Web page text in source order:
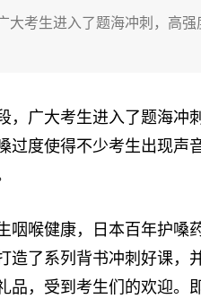
大考生进入了题海冲刺，高
，广大考生进入了题海冲
过度使得不少考生出现声
咽喉健康，日本百年护嗓
造了系列背书冲刺好课，
品，受到考生们的欢迎。